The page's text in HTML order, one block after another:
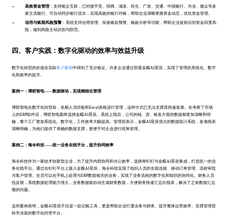
高效资金管理：支持银企互联，已对接平安、招商、浦发、民生、广发、交通、中国银行、兴业、微众等多
家主流银行。可自动同步银行流水，实现高效的银行对账，帮助企业清晰掌握资金动态，优化资金管理。
信用与账期风险预警：系统支持信用管理、应收账款预警、账龄分析等功能，帮助企业提前识别资金回笼风
险，做到风险主动识别与防范。
四、客户实践：数字化驱动的效率与效益升级
数字化转型的价值在实际客户案例中得到了充分验证。许多企业通过部署金蝶AI星辰，实现了管理的系统化、数字
化和效率的提升。
案例一：博联智电——数据驱动，实现精细化管理
博联智电在数字化转型前，依赖人员经验和Excel表格进行管理，这种方式已无法支撑其快速发展。在考察了市场
上的ERP软件后，博联智电最终选择金蝶AI星辰。系统上线后，公司的钱、货、账各方面的数据都更加清晰和明
确，整个工厂更加系统化、数字化，工作效率大幅提高。管理层表示，金蝶AI星辰强大的数据统计系统，各项报表
清晰明确，为他们提供了准确的数据支撑，更便于对企业进行统筹管理。
案例二：海令科技——统一业务在线平台，提升协同效率
海令科技作为一家技术创新型企业，为了提升内部协同和办公效率，选择将钉钉与金蝶AI星辰集成，打造统一的业
务在线平台。通过在钉钉平台上接入金蝶AI星辰，海令科技实现了组织人员的全面连接、移动订单管理、流程审批
与客户管理。全员可以在手机上处理与ERP数据相关的业务，实现了业务流程的数字化和组织的协同化。财务人员
也反馈，系统数据处理能力强大，业务数据能自动生成财务数据，方便财务快速汇总出报表，解决了之前数据汇总
慢的问题。
这些案例表明，金蝶AI星辰不仅是一款记账工具，更是帮助企业打通业务与财务、提升整体运营效率、支撑管理层
科学决策的数字化经营平台。